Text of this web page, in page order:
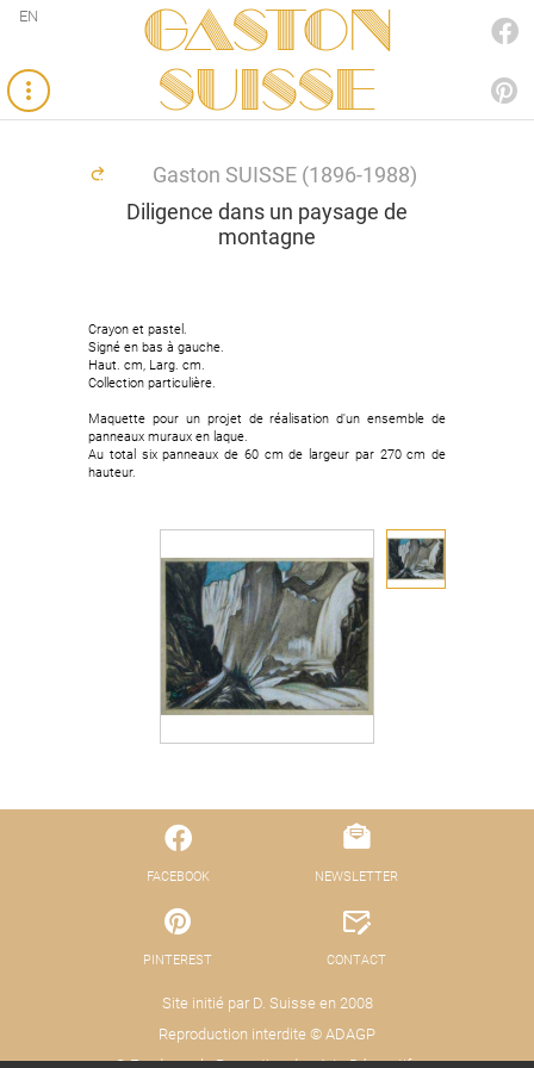
Gaston
SUISSE
EN
Gaston SUISSE (1896-1988)
Diligence dans un paysage de
montagne
Crayon et pastel.
Signé en bas à gauche.
Haut. cm, Larg. cm.
Collection particulière.
Maquette pour un projet de réalisation d'un ensemble de
panneaux muraux en laque.
Au total six panneaux de 60 cm de largeur par 270 cm de
hauteur.
FACEBOOK
PINTEREST
Site initié par D. Suisse en 2008
Reproduction interdite © ADAGP
NEWSLETTER
CONTACT